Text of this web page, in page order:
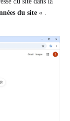
du site « .